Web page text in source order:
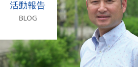
活動報告
BLOG